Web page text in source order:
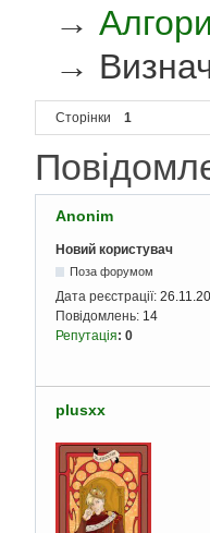
→
→
Сторінки 1
Anonim
Новий користувач
Поза форумом
Дата реєстрації:
Повідомлень: 14
Репутація: 0
plusxx